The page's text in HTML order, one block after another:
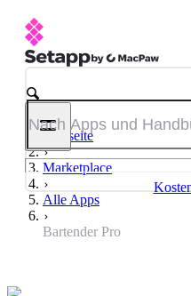
Startseite
Marketplace
Alle Apps
Bartender Pro